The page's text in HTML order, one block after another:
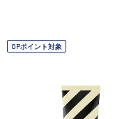
OPポイント対象